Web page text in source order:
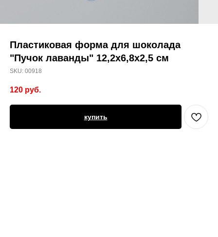
Пластиковая форма для шоколада
"Пучок лаванды" 12,2х6,8х2,5 см
SKU: 00918
120 руб.
купить